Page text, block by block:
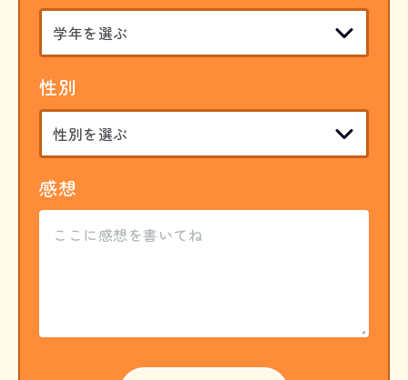
性別
感想